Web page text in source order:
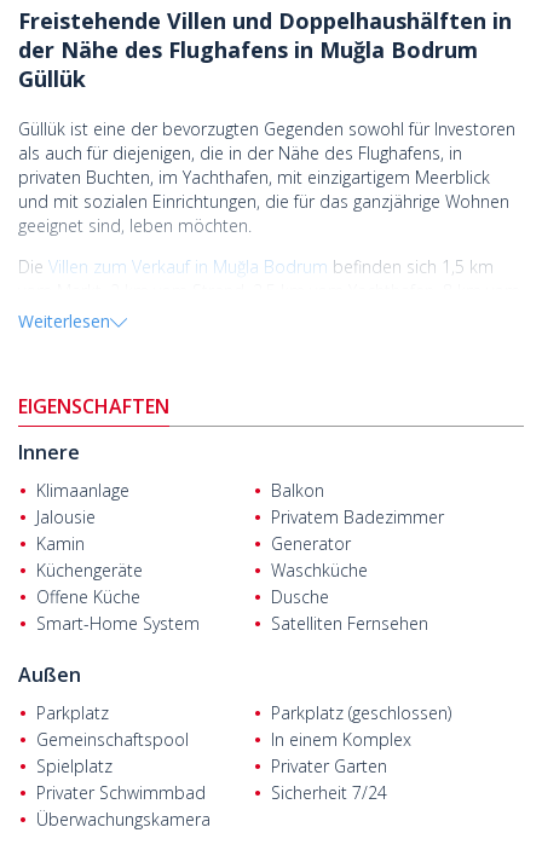
Freistehende Villen und Doppelhaushälften in
der Nähe des Flughafens in Muğla Bodrum
Güllük
Güllük ist eine der bevorzugten Gegenden sowohl für Investoren
als auch für diejenigen, die in der Nähe des Flughafens, in
privaten Buchten, im Yachthafen, mit einzigartigem Meerblick
und mit sozialen Einrichtungen, die für das ganzjährige Wohnen
geeignet sind, leben möchten.
Die Villen zum Verkauf in Muğla Bodrum befinden sich 1,5 km
Flughafen Bodrum-Milas, 19 km vom staatlichen Krankenhaus
Das Projekt, das aus 11 Villen auf einem 6.500 m2 großen
Grundstück besteht, bietet soziale Einrichtungen wie ein Smart-
Garten, einen Kinderspielplatz, Parkplätze und einen
Sicherheitsdienst. Die Villen werden in zwei verschiedenen
Varianten angeboten: freistehend und Doppelhaushälften.
Villen zum Verkauf in Muğla haben 2+1, 3+1 und 4+1
Wohnoptionen. Die 2+1 Villen bestehen aus 1 Wohnzimmer,
offener Küche, 2 Schlafzimmern, 2 Bädern und 1 Balkon. Die 3+1
Villen bestehen aus 1 Wohnzimmer, offener Küche, 3
Schlafzimmern, Hobbyraum, 3 Bädern und 2 Balkonen. Die 4+1
Villen bestehen aus 1 Wohnzimmer, offener Küche, 4
Schlafzimmern, 3 Bädern, Waschküche und 2 Balkonen. Alle
Villen werden mit Einbaugeräten, Rollläden und
Fußbodenheizung geliefert.
Weiterlesen
EIGENSCHAFTEN
Innere
Klimaanlage
Balkon
Jalousie
Privatem Badezimmer
Kamin
Generator
Küchengeräte
Waschküche
Offene Küche
Dusche
Smart-Home System
Satelliten Fernsehen
Außen
Parkplatz
Parkplatz (geschlossen)
Gemeinschaftspool
In einem Komplex
Spielplatz
Privater Garten
Privater Schwimmbad
Sicherheit 7/24
Überwachungskamera